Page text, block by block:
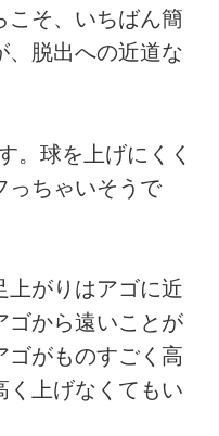
そ、いちばん簡
、脱出への近道な
球を上げにくく
っちゃいそうで
がりはアゴに近
ゴから遠いことが
ゴがものすごく高
く上げなくてもい